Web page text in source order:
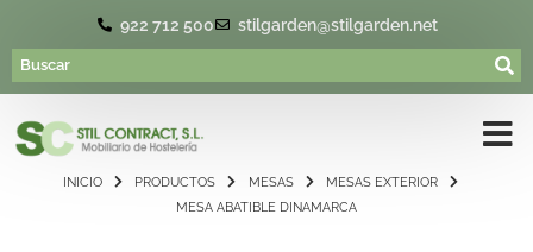
922 712 500 stilgarden@stilgarden.net
INICIO PRODUCTOS MESAS
MESAS EXTERIOR
MESA ABATIBLE DINAMARCA